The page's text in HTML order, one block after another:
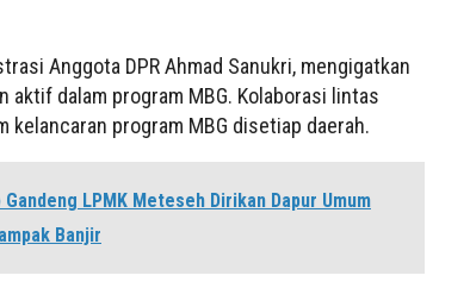
Anggota DPR Ahmad Sanukri, mengigatkan
aktif dalam program MBG. Kolaborasi lintas
kelancaran program MBG disetiap daerah.
Gandeng LPMK Meteseh Dirikan Dapur Umum
Banjir